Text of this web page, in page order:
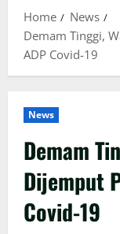
Home
News
Demam Tinggi,
ADP Covid-19
News
Demam
Dijemput
Covid-19